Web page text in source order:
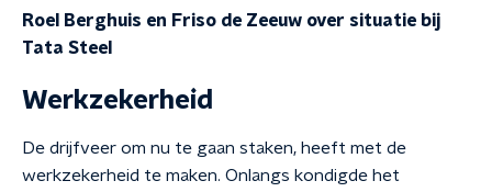
Roel Berghuis en Friso de Zeeuw over situatie bij
Tata Steel
Werkzekerheid
De drijfveer om nu te gaan staken, heeft met de
werkzekerheid te maken. Onlangs kondigde het